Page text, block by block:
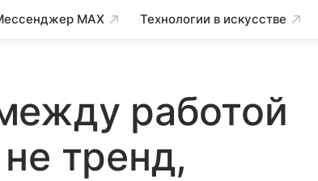
MAX Технологии в искусстве
работой
тренд,